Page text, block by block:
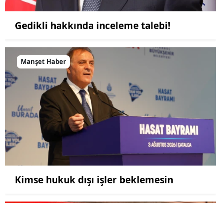
Gedikli hakkında inceleme talebi!
Manşet Haber
Kimse hukuk dışı işler beklemesin